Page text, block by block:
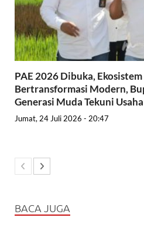
PAE 2026 Dibuka,
Bertransformasi Modern,
Generasi Muda Tekuni
Jumat, 24 Juli 2026 - 20:47
BACA JUGA